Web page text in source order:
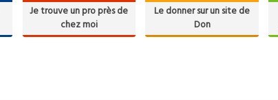
Je trouve un pro près de
chez moi
Le donner sur un site de
Don